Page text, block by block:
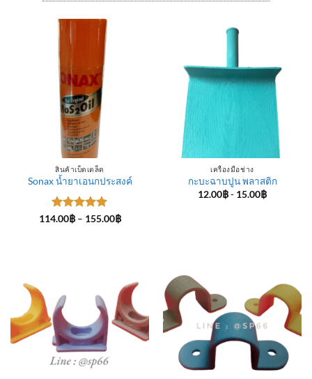
สินค้าเบ็ดเตล็ด
Sonax น้ำยาเอนกประสงค์
ให้คะแนน
114.00฿ – 155.00฿Price
เครื่องมือช่าง
กะบะฉาบปูน พลาสติก
12.00฿- 15.00฿